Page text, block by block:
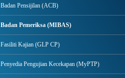
Badan Pensijilan (ACB)
Badan Pemeriksa (MIBAS)
Fasiliti Kajian (GLP CP)
Penyedia Pengujian Kecekapan (MyPTP)